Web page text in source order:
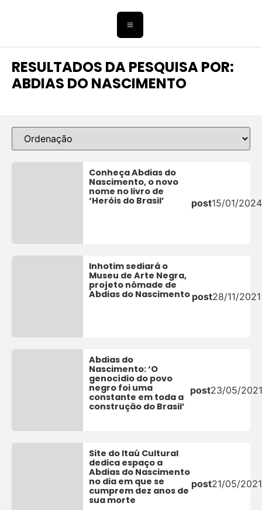
RESULTADOS DA PESQUISA POR:
ABDIAS DO NASCIMENTO
Conheça Abdias do
Nascimento, o novo
nome no livro de
‘Heróis do Brasil’
post15/01/2024
Inhotim sediará o
Museu de Arte Negra,
projeto nômade de
Abdias do Nascimento post28/11/2021
Abdias do
Nascimento: ‘O
genocídio do povo
negro foi uma
constante em toda a
construção do Brasil’
post23/05/
Site do Itaú Cultural
dedica espaço a
Abdias do Nascimento
no dia em que se
cumprem dez anos de
sua morte
post21/05/2021